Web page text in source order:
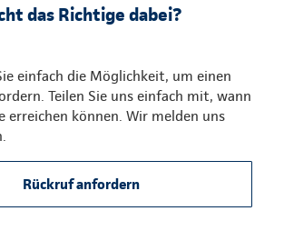
das Richtige dabei?
einfach die Möglichkeit, um einen
Teilen Sie uns einfach mit, wann
erreichen können. Wir melden uns
Rückruf anfordern